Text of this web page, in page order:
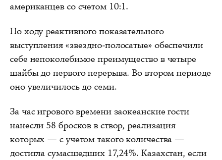
американцев со счетом 10:1.
По ходу реактивного показательного
выступления «звездно-полосатые» обеспечили
себе непоколебимое преимущество в четыре
шайбы до первого перерыва. Во втором периоде
оно увеличилось до семи.
За час игрового времени заокеанские гости
нанесли 58 бросков в створ, реализация
которых — с учетом такого количества —
достигла сумасшедших 17,24%. Казахстан, если